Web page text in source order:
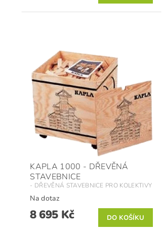
KAPLA 1000 - DŘEVĚNÁ
STAVEBNICE
- DŘEVĚNÁ STAVEBNICE PRO KOLEKTIVY
Na dotaz
8 695 Kč